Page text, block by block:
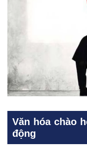
Văn hóa chào
động